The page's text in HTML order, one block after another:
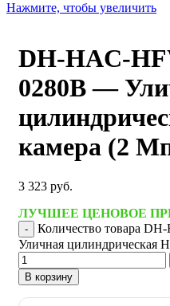
Нажмите, чтобы увеличить
DH-HAC-
0280B —
камера (2
3 323 руб.
ЛУЧШЕЕ ЦЕНОВОЕ
Количество товара
Уличная цилиндрическая
В корзину